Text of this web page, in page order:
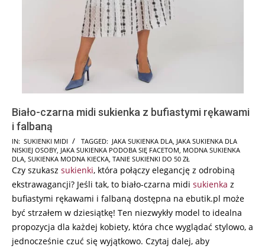
Biało-czarna midi sukienka z bufiastymi rękawami
i falbaną
2026-
02-
19
IN: SUKIENKI MIDI TAGGED: JAKA SUKIENKA DLA, JAKA SUKIENKA DLA
NISKIEJ OSOBY, JAKA SUKIENKA PODOBA SIĘ FACETOM, MODNA SUKIENKA
DLA, SUKIENKA MODNA KIECKA, TANIE SUKIENKI DO 50 ZŁ
Czy szukasz sukienki, która połączy elegancję z odrobiną
ekstrawagancji? Jeśli tak, to biało-czarna midi sukienka z
bufiastymi rękawami i falbaną dostępna na ebutik.pl może
być strzałem w dziesiątkę! Ten niezwykły model to idealna
propozycja dla każdej kobiety, która chce wyglądać stylowo, a
jednocześnie czuć się wyjątkowo. Czytaj dalej, aby